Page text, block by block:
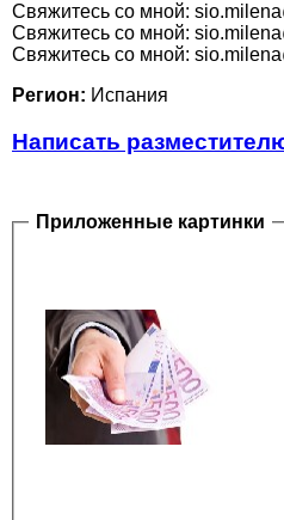
Cвяжитесь со мной:
Cвяжитесь со мной:
Cвяжитесь со мной:
Регион: Испания
Написать
Приложенные картинки